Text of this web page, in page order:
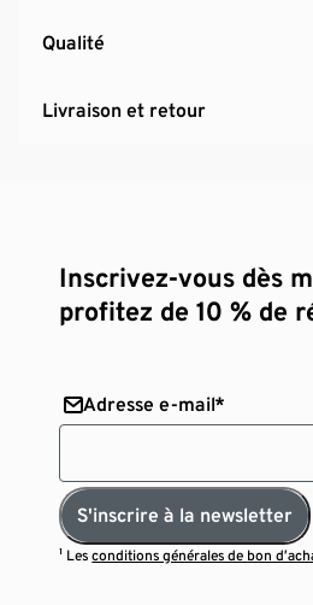
Qualité
Livraison et retour
Inscrivez-vous dès
profitez de 10 % de
Adresse e-mail*
S'inscrire à la newsletter
¹ Lesconditions générales de bon